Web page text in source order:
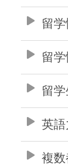
留
留
留
英
複